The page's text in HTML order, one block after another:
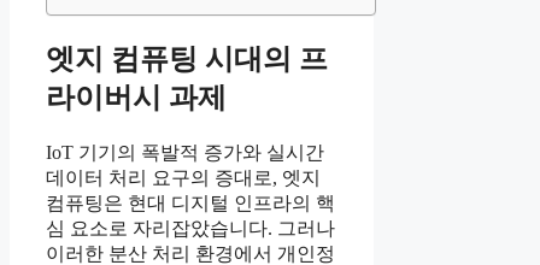
엣지 컴퓨팅 시대의 프
라이버시 과제
IoT 기기의 폭발적 증가와 실시간
데이터 처리 요구의 증대로, 엣지
컴퓨팅은 현대 디지털 인프라의 핵
심 요소로 자리잡았습니다. 그러나
이러한 분산 처리 환경에서 개인정